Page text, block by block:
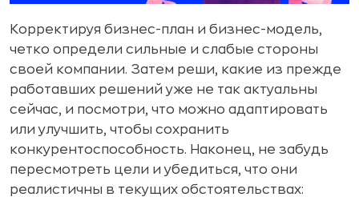
Корректируя бизнес-план и бизнес-модель,
четко определи сильные и слабые стороны
своей компании. Затем реши, какие из прежде
работавших решений уже не так актуальны
сейчас, и посмотри, что можно адаптировать
или улучшить, чтобы сохранить
конкурентоспособность. Наконец, не забудь
пересмотреть цели и убедиться, что они
реалистичны в текущих обстоятельствах: